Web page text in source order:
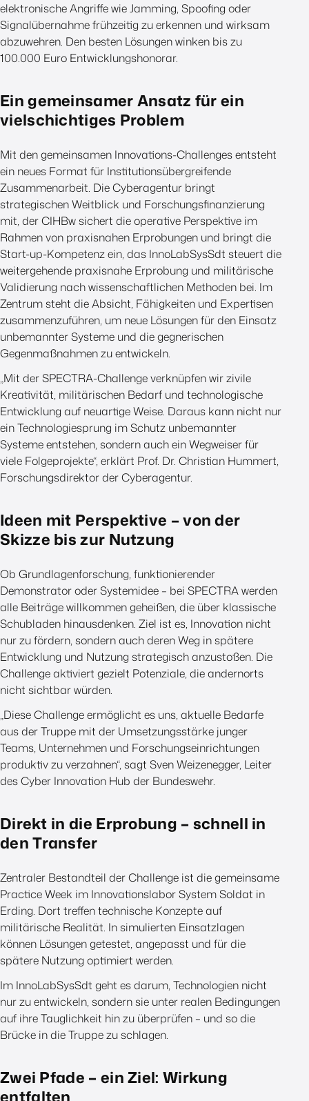
elektronische Angriffe wie Jamming, Spoofing oder
Signalübernahme frühzeitig zu erkennen und wirksam
abzuwehren. Den besten Lösungen winken bis zu
100.000 Euro Entwicklungshonorar.
Ein gemeinsamer Ansatz für ein
vielschichtiges Problem
Mit den gemeinsamen Innovations-Challenges entsteht
ein neues Format für Institutionsübergreifende
Zusammenarbeit. Die Cyberagentur bringt
strategischen Weitblick und Forschungsfinanzierung
mit, der CIHBw sichert die operative Perspektive im
Rahmen von praxisnahen Erprobungen und bringt die
Start-up-Kompetenz ein, das InnoLabSysSdt steuert die
weitergehende praxisnahe Erprobung und militärische
Validierung nach wissenschaftlichen Methoden bei. Im
Zentrum steht die Absicht, Fähigkeiten und Expertisen
zusammenzuführen, um neue Lösungen für den Einsatz
unbemannter Systeme und die gegnerischen
Gegenmaßnahmen zu entwickeln.
„Mit der SPECTRA-Challenge verknüpfen wir zivile
Kreativität, militärischen Bedarf und technologische
Entwicklung auf neuartige Weise. Daraus kann nicht nur
ein Technologiesprung im Schutz unbemannter
Systeme entstehen, sondern auch ein Wegweiser für
viele Folgeprojekte“, erklärt Prof. Dr. Christian Hummert,
Forschungsdirektor der Cyberagentur.
Ideen mit Perspektive – von der
Skizze bis zur Nutzung
Ob Grundlagenforschung, funktionierender
Demonstrator oder Systemidee – bei SPECTRA werden
alle Beiträge willkommen geheißen, die über klassische
Schubladen hinausdenken. Ziel ist es, Innovation nicht
nur zu fördern, sondern auch deren Weg in spätere
Entwicklung und Nutzung strategisch anzustoßen. Die
Challenge aktiviert gezielt Potenziale, die andernorts
nicht sichtbar würden.
„Diese Challenge ermöglicht es uns, aktuelle Bedarfe
aus der Truppe mit der Umsetzungsstärke junger
Teams, Unternehmen und Forschungseinrichtungen
produktiv zu verzahnen“, sagt Sven Weizenegger, Leiter
des Cyber Innovation Hub der Bundeswehr.
Direkt in die Erprobung – schnell in
den Transfer
Zentraler Bestandteil der Challenge ist die gemeinsame
Practice Week im Innovationslabor System Soldat in
Erding. Dort treffen technische Konzepte auf
militärische Realität. In simulierten Einsatzlagen
können Lösungen getestet, angepasst und für die
spätere Nutzung optimiert werden.
Im InnoLabSysSdt geht es darum, Technologien nicht
nur zu entwickeln, sondern sie unter realen Bedingungen
auf ihre Tauglichkeit hin zu überprüfen – und so die
Brücke in die Truppe zu schlagen.
Zwei Pfade – ein Ziel: Wirkung
entfalten